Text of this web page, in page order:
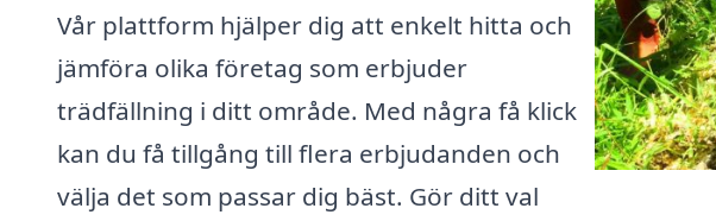
Vår plattform hjälper dig att enkelt hitta och
jämföra olika företag som erbjuder
trädfällning i ditt område. Med några få klick
kan du få tillgång till flera erbjudanden och
välja det som passar dig bäst. Gör ditt val